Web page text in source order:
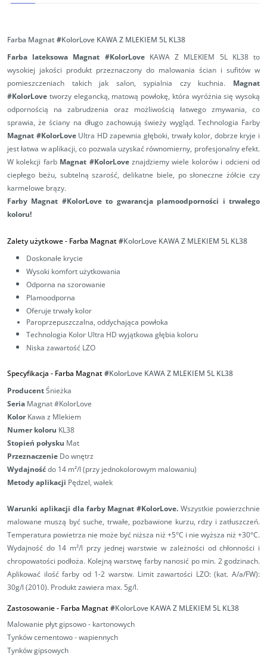
Farba Magnat#KolorLove KAWA Z MLEKIEM 5L KL38
Farba lateksowa Magnat #KolorLoveKAWA Z MLEKIEM 5L KL38 to
wysokiej jakości produkt przeznaczony do malowania ścian i sufitów w
pomieszczeniach takich jak salon, sypialnia czy kuchnia. Magnat
#KolorLove tworzy elegancką, matową powłokę, która wyróżnia się wysoką
odpornością na zabrudzenia oraz możliwością łatwego zmywania, co
sprawia, że ściany na długo zachowują świeży wygląd. Technologia Farby
Magnat #KolorLoveUltra HD zapewnia głęboki, trwały kolor, dobrze kryje i
jest łatwa w aplikacji, co pozwala uzyskać równomierny, profesjonalny efekt.
W kolekcji farb Magnat #KolorLoveznajdziemy wiele kolorów i odcieni od
ciepłego beżu, subtelną szarość, delikatne biele, po słoneczne żółcie czy
karmelowe brązy.
Farby Magnat #KolorLove to gwarancja plamoodporności i trwałego
koloru!
Zalety użytkowe - Farba Magnat#KolorLove KAWA Z MLEKIEM 5L KL38
Doskonałe krycie
Wysoki komfort użytkowania
Odporna na szorowanie
Plamoodporna
Oferuje trwały kolor
Paroprzepuszczalna, oddychająca powłoka
Technologia Kolor Ultra HD wyjątkowa głębia koloru
Niska zawartość LZO
Specyfikacja - Farba Magnat#KolorLove KAWA Z MLEKIEM 5L KL38
ProducentŚnieżka
Seria Magnat #KolorLove
KolorKawa z Mlekiem
Numer koloru KL38
Stopień połysku Mat
Przeznaczenie Do wnętrz
Wydajnośćdo 14 m²/l (przy jednokolorowym malowaniu)
Metody aplikacji Pędzel, wałek
Warunki aplikacji dla farby Magnat #KolorLove. Wszystkie powierzchnie
malowane muszą być suche, trwałe, pozbawione kurzu, rdzy i zatłuszczeń.
Temperatura powietrza nie może być niższa niż +5°C i nie wyższa niż +30°C.
Wydajność do 14 m²/l przy jednej warstwie w zależności od chłonności i
chropowatości podłoża. Kolejną warstwę farby nanosić po min. 2 godzinach.
Aplikować ilość farby od 1-2 warstw. Limit zawartości LZO: (kat. A/a/FW):
30g/l (2010). Produkt zawiera max. 5g/l.
Zastosowanie - Farba Magnat#KolorLove KAWA Z MLEKIEM 5L KL38
Malowanie płyt gipsowo - kartonowych
Tynków cementowo - wapiennych
Tynków gipsowych